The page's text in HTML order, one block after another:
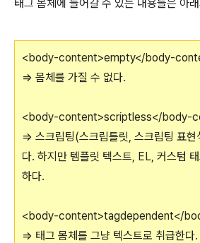
태그 몸체에 들어갈 수 있는 내용들은 아
<body-content>empty</body-
=> 몸체를 가질 수 없다.
<body-content>scriptless</body-
=> 스크립팅(스크립틀릿, 스크립팅 표
다. 하지만 템플릿 텍스트, EL, 커스텀
하다.
<body-content>tagdependent</
=> 태그 몸체를 그냥 텍스트로 취급한다.